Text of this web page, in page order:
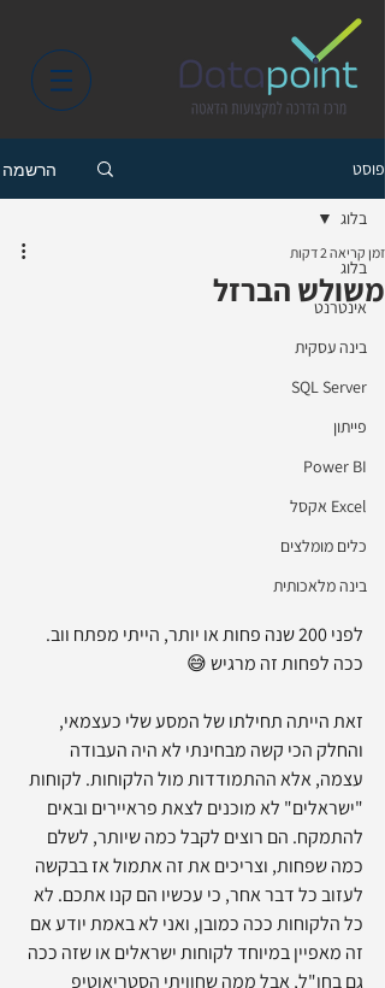
פוסט הרשמה
בלוג
אינטרנט
בינה עסקית
SQL Server
פייתון
Power BI
Excel אקסל
כלים מומלצים
בינה מלאכותית
בלוג
משולש הברזל
זמן קריאה 2 דקות
לפני 200 שנה פחות או יותר, הייתי מפתח ווב.
ככה לפחות זה מרגיש 😅
זאת הייתה תחילתו של המסע שלי כעצמאי,
והחלק הכי קשה מבחינתי לא היה העבודה
עצמה, אלא ההתמודדות מול הלקוחות. לקוחות
"ישראלים" לא מוכנים לצאת פראיירים ובאים
להתמקח. הם רוצים לקבל כמה שיותר, לשלם
כמה שפחות, וצריכים את זה אתמול אז בבקשה
לעזוב כל דבר אחר, כי עכשיו הם קנו אתכם. לא
כל הלקוחות ככה כמובן, ואני לא באמת יודע אם
זה מאפיין במיוחד לקוחות ישראלים או שזה ככה
גם בחו"ל, אבל ממה שחוויתי הסטריאוטיפ